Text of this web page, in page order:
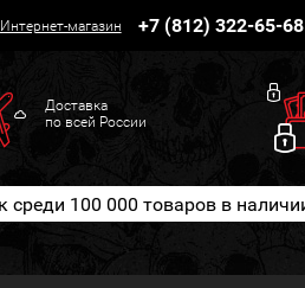
Интернет-магазин +7 (812) 322-65-68
Доставка
по всей России